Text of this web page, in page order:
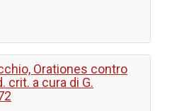
Orationes contro
crit. a cura di G.